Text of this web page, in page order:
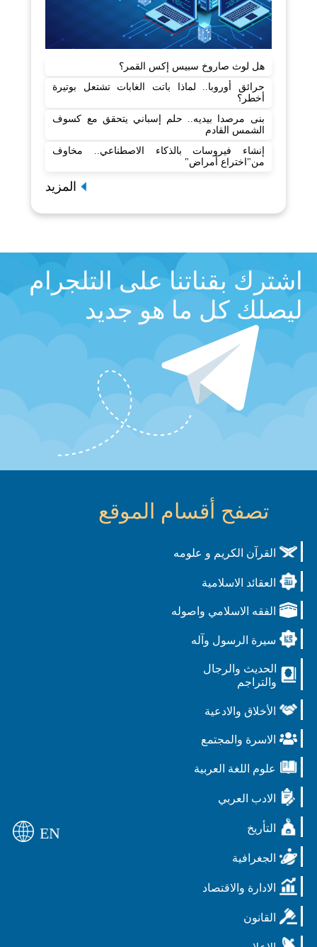
هل لوث صاروخ سبيس إكس القمر؟
حرائق أوروبا.. لماذا باتت الغابات تشتعل بوتيرة
أخطر؟
بنى مرصدا بيديه.. حلم إسباني يتحقق مع كسوف
الشمس القادم
إنشاء فيروسات بالذكاء الاصطناعي.. مخاوف
من"اختراع أمراض"
المزيد
اشترك بقناتنا على التلجرام
ليصلك كل ما هو جديد
تصفح أقسام الموقع
القرآن الكريم و علومه
العقائد الاسلامية
الفقه الاسلامي واصوله
سيرة الرسول وآله
الحديث والرجال
والتراجم
الأخلاق والادعية
الاسرة والمجتمع
علوم اللغة العربية
الادب العربي
التأريخ
الجغرافية
الادارة والاقتصاد
القانون
EN